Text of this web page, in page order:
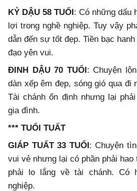
KỶ DẬU 58 TUỔI: Có những dấu
lợi trong nghề nghiệp. Tuy vậy
dẫn đến sự tốt đẹp. Tiền bạc
đạo yên vui.
ĐINH DẬU 70 TUỔI: Chuyện
dàn xếp êm đẹp, sóng gió qua đi
Tài chánh ổn định nhưng lại
gia đình.
*** TUỔI TUẤT
GIÁP TUẤT 33 TUỔI: Chuyện
vui vẻ nhưng lại có phần phải hao
phải lo lắng về tài chánh. Có
nghiệp.